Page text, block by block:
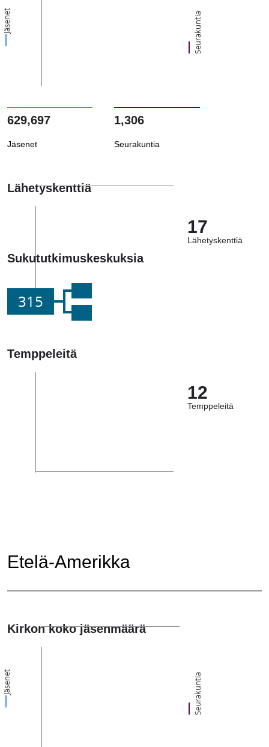
Jäsenet Seurakuntia
629,697
Jäsenet
1,306
Seurakuntia
Lähetyskenttiä
17
Lähetyskenttiä
Sukututkimuskeskuksia
315
Temppeleitä
12
Temppeleitä
Etelä-Amerikka
Kirkon koko jäsenmäärä
Jäsenet Seurakuntia